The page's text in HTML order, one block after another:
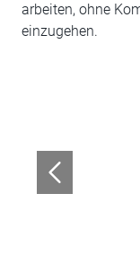
arbeiten, ohne
einzugehen.